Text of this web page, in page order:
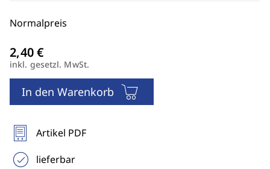
Normalpreis
inkl. gesetzl. MwSt.
In den Warenkorb
Artikel PDF
lieferbar